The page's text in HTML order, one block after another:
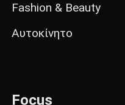
Fashion & Beauty
Αυτοκίνητο
Focus